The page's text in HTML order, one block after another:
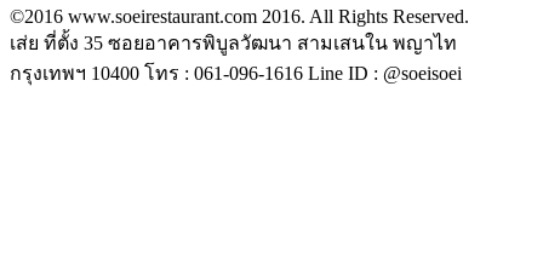
©2016 www.soeirestaurant.com 2016. All Rights Reserved.
เส่ย ที่ตั้ง 35 ซอยอาคารพิบูลวัฒนา สามเสนใน พญาไท
กรุงเทพฯ 10400 โทร : 061-096-1616 Line ID : @soeisoei